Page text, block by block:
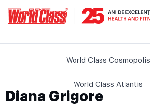
World Class Cosmopolis
World Class Atlantis
Diana Grigore